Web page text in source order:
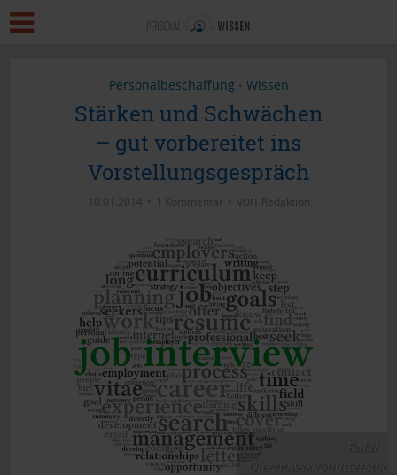
Personalbeschaffung • Wissen
Stärken und Schwächen
– gut vorbereitet ins
Vorstellungsgespräch
10.01.2014 1 Kommentar von Redaktion
Rafal
Olechowski/